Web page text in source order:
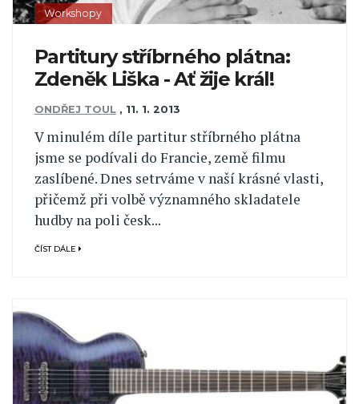
Workshopy
Partitury stříbrného plátna:
Zdeněk Liška - Ať žije král!
ONDŘEJ TOUL , 11. 1. 2013
V minulém díle partitur stříbrného plátna
jsme se podívali do Francie, země filmu
zaslíbené. Dnes setrváme v naší krásné vlasti,
přičemž při volbě významného skladatele
hudby na poli česk...
ČÍST DÁLE